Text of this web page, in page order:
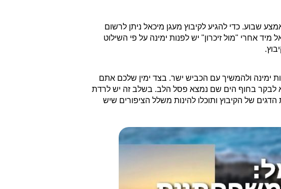
שבוע. כדי להגיע לקיבוץ מעגן מיכאל ניתן לרשום
הבאות: לבאים מכיוון צפון יש לנסוע בכביש 4 ובמחלף מעגן מיכאל מיד אחרי "מול זיכרון" יש לפנות ימינה על פי השילוט
ימינה ולהמשיך עם הכביש ישר. בצד ימין שלכם אתם
לבקר בחוף הים שם נמצא פסל הלב. בשלב זה יש לרדת
של הקיבוץ ותוכלו להינות משלל הציפורים שיש